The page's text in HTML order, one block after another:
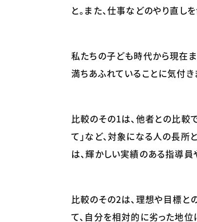
と。また、仕事などのやり直しを
私たちの子ども時代から現在
満ちあふれていることに気付き
比較のその1は、他者との比較
て」など、対象になる人の長所
は、輝かしい実績のある指導
比較のその2は、理想や目標と
て、自分を相対的に劣った地